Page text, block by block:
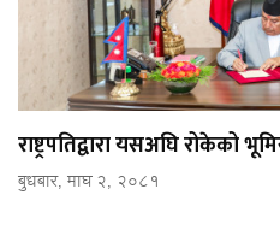
राष्ट्रपतिद्वारा यसअघि रोकेको
बुधबार, माघ २, २०८१